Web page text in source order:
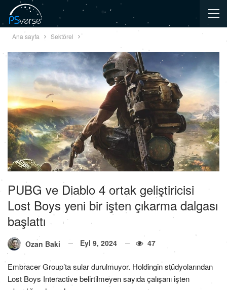
Ana sayfa Sektörel
PUBG ve Diablo 4 ortak geliştiricisi
Lost Boys yeni bir işten çıkarma dalgası
başlattı
Ozan Baki Eyl 9, 2024 47
Embracer Group’ta sular durulmuyor. Holdingin stüdyolarından
Lost Boys Interactive belirtilmeyen sayıda çalışanı işten